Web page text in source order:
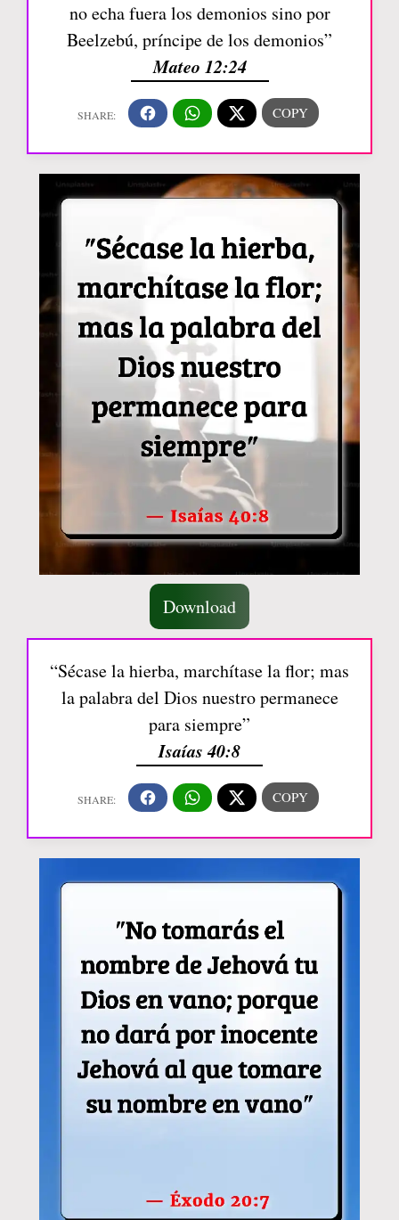
no echa fuera los demonios sino por
Beelzebú, príncipe de los demonios”
Mateo 12:24
Download
“Sécase la hierba, marchítase la flor; mas
la palabra del Dios nuestro permanece
para siempre”
Isaías 40:8